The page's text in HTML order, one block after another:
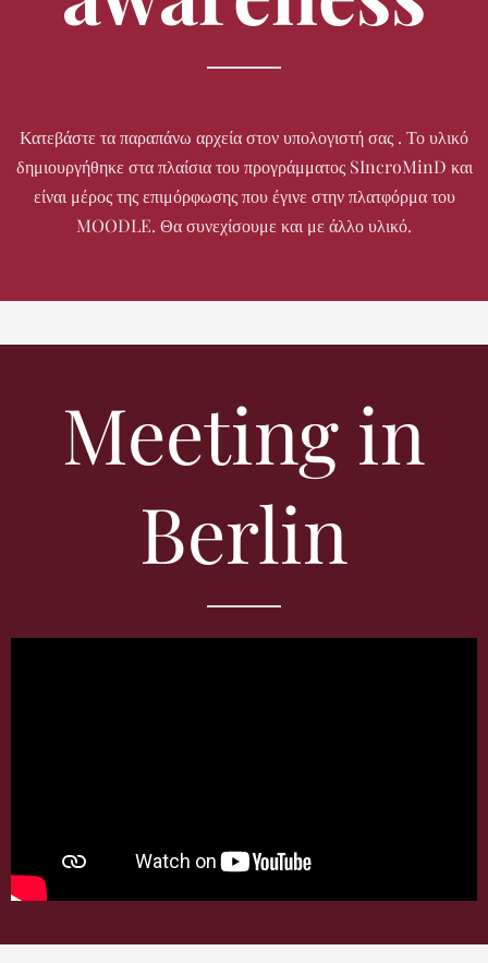
Κατεβάστε τα παραπάνω αρχεία στον υπολογιστή σας . Το υλικό
δημιουργήθηκε στα πλαίσια του προγράμματος SIncroMinD και
είναι μέρος της επιμόρφωσης που έγινε στην πλατφόρμα του
MOODLE. Θα συνεχίσουμε και με άλλο υλικό.
Meeting in
Berlin